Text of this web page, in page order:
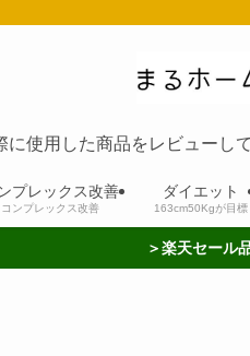
プレックス改善
コンプレックス改善
ダイエット
163cm50Kgが目標
使用した商品をレビューし
＞楽天セール